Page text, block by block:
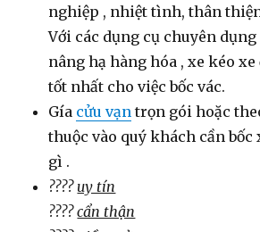
nghiệp , nhiệt tình, thân
Với các dụng cụ chuyên dụng
nâng hạ hàng hóa , xe kéo xe
tốt nhất cho việc bốc vác.
Gía cửu vạn trọn gói hoặc
thuộc vào quý khách cần bốc
gì .
???? uy tín
???? cẩn thận